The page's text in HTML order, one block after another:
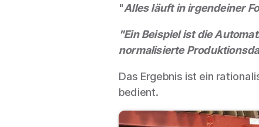
"Alles läuft in irgendeiner
"Ein Beispiel ist die
normalisierte
Das Ergebnis ist ein
bedient.